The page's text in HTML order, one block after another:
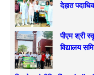
देहात
पीएम श्री
विद्यालय